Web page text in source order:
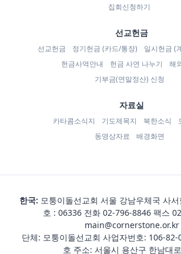
집회신청하기
선교헌금
선교헌금 정기헌금 (카드/통장)
일시헌금 (
헌금사역안내
헌금 사연 나누기
해
기부금(연말정산) 신청
자료실
카타콤소식지 기도제목지 북한소식
동영상자료
배경화면
한국: 모퉁이돌선교회 서울 강남우체국 사
호 : 06336 전화 02-796-8846 팩스
main@cornerstone.or.kr
단체: 모퉁이돌선교회 사업자번호: 106-82-
호 주소: 서울시 용산구 한남대